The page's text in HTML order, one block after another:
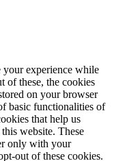
your experience while
of these, the cookies
on your browser
basic functionalities of
that help us
website. These
only with your
out of these cookies.